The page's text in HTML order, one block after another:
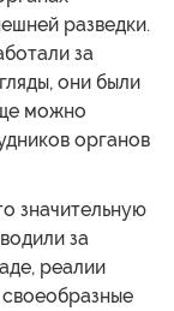
разведки.
за
они были
можно
органов
значительную
за
реалии